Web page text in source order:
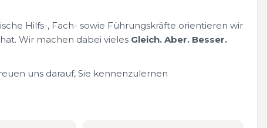
Hilfs-, Fach- sowie Führungskräfte orientieren wir
Wir machen dabei vieles Gleich. Aber. Besser.
uns darauf, Sie kennenzulernen